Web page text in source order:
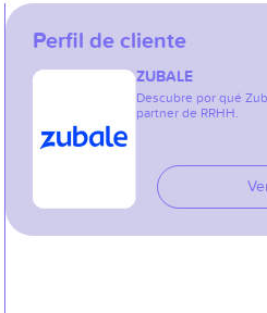
Perfil de cliente
ZUBALE
Descubre por qué
partner de RRHH.